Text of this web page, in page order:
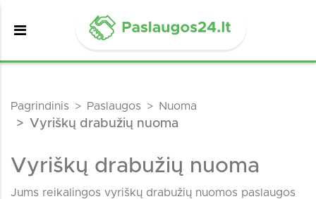
Pagrindinis Paslaugos Nuoma
Vyriškų drabužių nuoma
Vyriškų drabužių nuoma
Jums reikalingos vyriškų drabužių nuomos paslaugos